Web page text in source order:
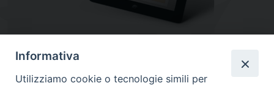
Informativa
Utilizziamo cookie o tecnologie simili per